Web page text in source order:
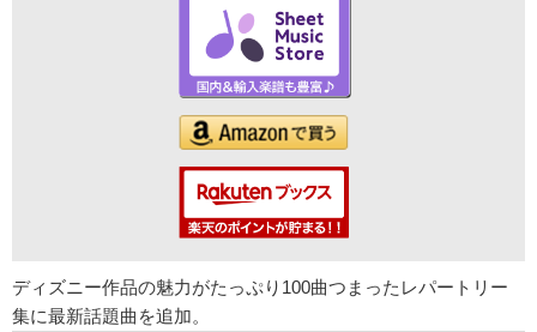
ディズニー作品の魅力がたっぷり100曲つまったレパートリー
集に最新話題曲を追加。